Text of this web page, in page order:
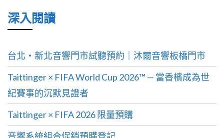
深入閱讀
台北・新北音響門市試聽預約｜沐爾音響板橋門市
Taittinger × FIFA World Cup 2026™ — 當香檳成為世
紀賽事的沉默見證者
Taittinger × FIFA 2026 限量預購